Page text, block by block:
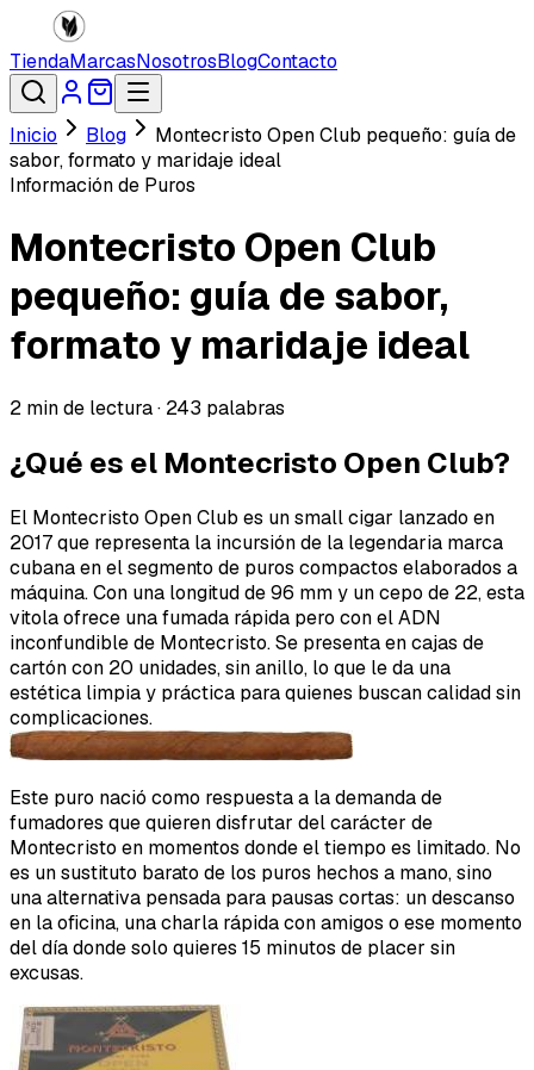
TiendaMarcasNosotrosBlogContacto
Inicio Blog
Montecristo Open Club pequeño: guía de
sabor, formato y maridaje ideal
Información de Puros
Montecristo Open Club
pequeño: guía de sabor,
formato y maridaje ideal
2 min de lectura · 243 palabras
¿Qué es el Montecristo Open Club?
El Montecristo Open Club es un small cigar lanzado en
2017 que representa la incursión de la legendaria marca
cubana en el segmento de puros compactos elaborados a
máquina. Con una longitud de 96 mm y un cepo de 22, esta
vitola ofrece una fumada rápida pero con el ADN
inconfundible de Montecristo. Se presenta en cajas de
cartón con 20 unidades, sin anillo, lo que le da una
estética limpia y práctica para quienes buscan calidad sin
complicaciones.
Este puro nació como respuesta a la demanda de
fumadores que quieren disfrutar del carácter de
Montecristo en momentos donde el tiempo es limitado. No
es un sustituto barato de los puros hechos a mano, sino
una alternativa pensada para pausas cortas: un descanso
en la oficina, una charla rápida con amigos o ese momento
del día donde solo quieres 15 minutos de placer sin
excusas.